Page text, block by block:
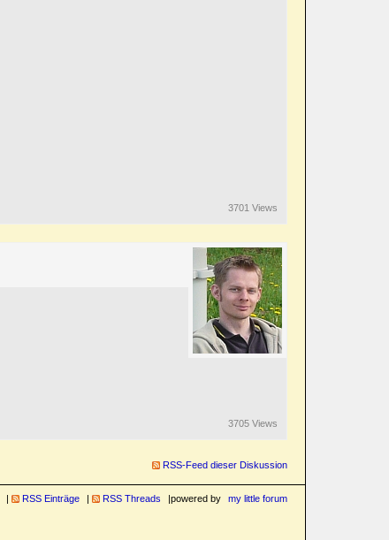
3701 Views
3705 Views
RSS-Feed dieser Diskussion
RSS Einträge RSS Threads powered by my little forum